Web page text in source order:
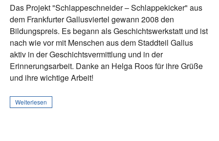
Das Projekt "Schlappeschneider – Schlappekicker" aus
dem Frankfurter Gallusviertel gewann 2008 den
Bildungspreis. Es begann als Geschichtswerkstatt und ist
nach wie vor mit Menschen aus dem Staddteil Gallus
aktiv in der Geschichtsvermittlung und in der
Erinnerungsarbeit. Danke an Helga Roos für ihre Grüße
und ihre wichtige Arbeit!
Weiterlesen